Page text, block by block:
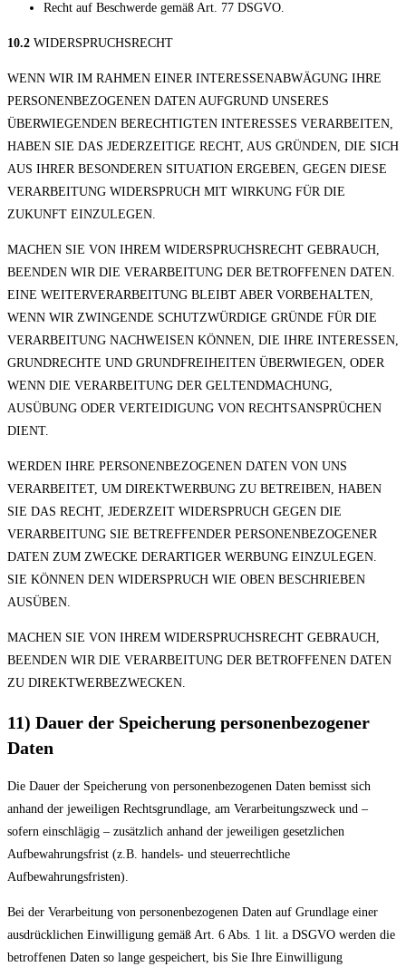
Recht auf Beschwerde gemäß Art. 77 DSGVO.
10.2 WIDERSPRUCHSRECHT
WENN WIR IM RAHMEN EINER INTERESSENABWÄGUNG IHRE
PERSONENBEZOGENEN DATEN AUFGRUND UNSERES
ÜBERWIEGENDEN BERECHTIGTEN INTERESSES VERARBEITEN,
HABEN SIE DAS JEDERZEITIGE RECHT, AUS GRÜNDEN, DIE SICH
AUS IHRER BESONDEREN SITUATION ERGEBEN, GEGEN DIESE
VERARBEITUNG WIDERSPRUCH MIT WIRKUNG FÜR DIE
ZUKUNFT EINZULEGEN.
MACHEN SIE VON IHREM WIDERSPRUCHSRECHT GEBRAUCH,
BEENDEN WIR DIE VERARBEITUNG DER BETROFFENEN DATEN.
EINE WEITERVERARBEITUNG BLEIBT ABER VORBEHALTEN,
WENN WIR ZWINGENDE SCHUTZWÜRDIGE GRÜNDE FÜR DIE
VERARBEITUNG NACHWEISEN KÖNNEN, DIE IHRE INTERESSEN,
GRUNDRECHTE UND GRUNDFREIHEITEN ÜBERWIEGEN, ODER
WENN DIE VERARBEITUNG DER GELTENDMACHUNG,
AUSÜBUNG ODER VERTEIDIGUNG VON RECHTSANSPRÜCHEN
DIENT.
WERDEN IHRE PERSONENBEZOGENEN DATEN VON UNS
VERARBEITET, UM DIREKTWERBUNG ZU BETREIBEN, HABEN
SIE DAS RECHT, JEDERZEIT WIDERSPRUCH GEGEN DIE
VERARBEITUNG SIE BETREFFENDER PERSONENBEZOGENER
DATEN ZUM ZWECKE DERARTIGER WERBUNG EINZULEGEN.
SIE KÖNNEN DEN WIDERSPRUCH WIE OBEN BESCHRIEBEN
AUSÜBEN.
MACHEN SIE VON IHREM WIDERSPRUCHSRECHT GEBRAUCH,
BEENDEN WIR DIE VERARBEITUNG DER BETROFFENEN DATEN
ZU DIREKTWERBEZWECKEN.
11) Dauer der Speicherung personenbezogener
Daten
Die Dauer der Speicherung von personenbezogenen Daten bemisst sich
anhand der jeweiligen Rechtsgrundlage, am Verarbeitungszweck und –
sofern einschlägig – zusätzlich anhand der jeweiligen gesetzlichen
Aufbewahrungsfrist (z.B. handels- und steuerrechtliche
Aufbewahrungsfristen).
Bei der Verarbeitung von personenbezogenen Daten auf Grundlage einer
ausdrücklichen Einwilligung gemäß Art. 6 Abs. 1 lit. a DSGVO werden die
betroffenen Daten so lange gespeichert, bis Sie Ihre Einwilligung